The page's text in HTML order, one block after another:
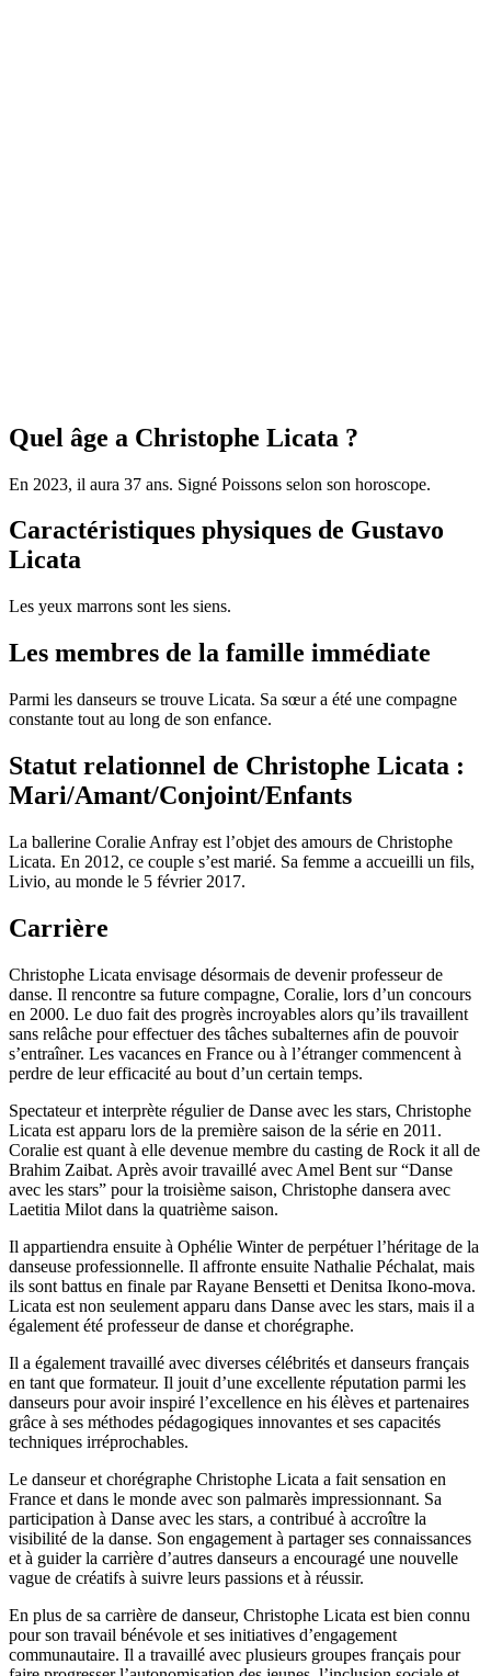
Quel âge a Christophe Licata ?
En 2023, il aura 37 ans. Signé Poissons selon son horoscope.
Caractéristiques physiques de Gustavo
Licata
Les yeux marrons sont les siens.
Les membres de la famille immédiate
Parmi les danseurs se trouve Licata. Sa sœur a été une compagne
constante tout au long de son enfance.
Statut relationnel de Christophe Licata :
Mari/Amant/Conjoint/Enfants
La ballerine Coralie Anfray est l’objet des amours de Christophe
Licata. En 2012, ce couple s’est marié. Sa femme a accueilli un fils,
Livio, au monde le 5 février 2017.
Carrière
Christophe Licata envisage désormais de devenir professeur de
danse. Il rencontre sa future compagne, Coralie, lors d’un concours
en 2000. Le duo fait des progrès incroyables alors qu’ils travaillent
sans relâche pour effectuer des tâches subalternes afin de pouvoir
s’entraîner. Les vacances en France ou à l’étranger commencent à
perdre de leur efficacité au bout d’un certain temps.
Spectateur et interprète régulier de Danse avec les stars, Christophe
Licata est apparu lors de la première saison de la série en 2011.
Coralie est quant à elle devenue membre du casting de Rock it all de
Brahim Zaibat. Après avoir travaillé avec Amel Bent sur “Danse
avec les stars” pour la troisième saison, Christophe dansera avec
Laetitia Milot dans la quatrième saison.
Il appartiendra ensuite à Ophélie Winter de perpétuer l’héritage de la
danseuse professionnelle. Il affronte ensuite Nathalie Péchalat, mais
ils sont battus en finale par Rayane Bensetti et Denitsa Ikono-mova.
Licata est non seulement apparu dans Danse avec les stars, mais il a
également été professeur de danse et chorégraphe.
Il a également travaillé avec diverses célébrités et danseurs français
en tant que formateur. Il jouit d’une excellente réputation parmi les
danseurs pour avoir inspiré l’excellence en his élèves et partenaires
grâce à ses méthodes pédagogiques innovantes et ses capacités
techniques irréprochables.
Le danseur et chorégraphe Christophe Licata a fait sensation en
France et dans le monde avec son palmarès impressionnant. Sa
participation à Danse avec les stars, a contribué à accroître la
visibilité de la danse. Son engagement à partager ses connaissances
et à guider la carrière d’autres danseurs a encouragé une nouvelle
vague de créatifs à suivre leurs passions et à réussir.
En plus de sa carrière de danseur, Christophe Licata est bien connu
pour son travail bénévole et ses initiatives d’engagement
communautaire. Il a travaillé avec plusieurs groupes français pour